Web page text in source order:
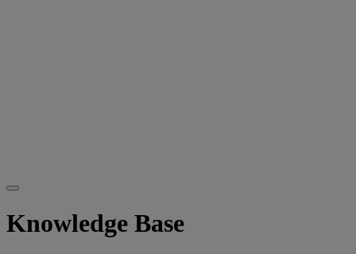
Knowledge Base